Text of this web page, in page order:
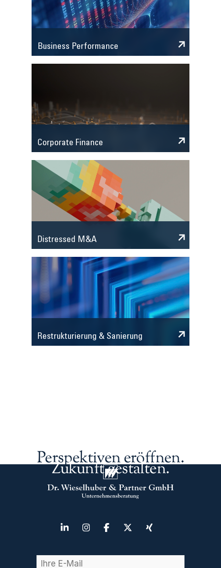
Business Performance
Corporate Finance
Distressed M&A
Restrukturierung & Sanierung
Perspektiven eröffnen.
Zukunft gestalten.